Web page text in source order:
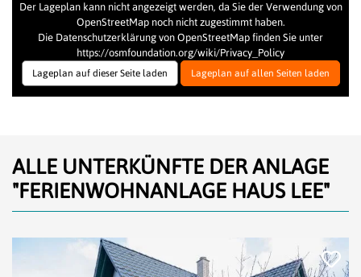
Der Lageplan kann nicht angezeigt werden, da Sie der Verwendung von
OpenStreetMap noch nicht zugestimmt haben.
Die Datenschutzerklärung von OpenStreetMap finden Sie unter
https://osmfoundation.org/wiki/Privacy_Policy
Lageplan auf dieser Seite laden Lageplan auf allen Seiten laden
ALLE UNTERKÜNFTE DER ANLAGE
"FERIENWOHNANLAGE HAUS LEE"